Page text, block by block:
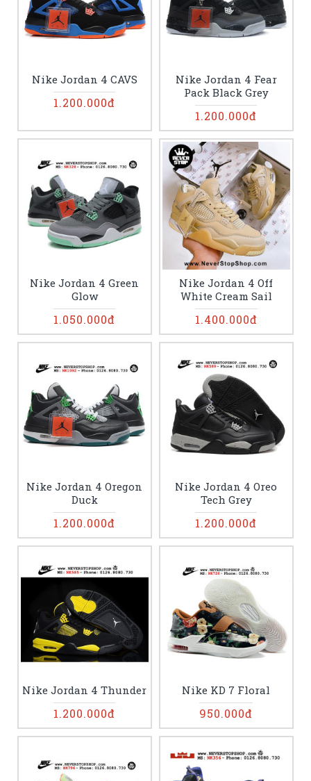
Nike Jordan 4 CAVS
1.200.000đ
Nike Jordan 4 Fear
Pack Black Grey
1.200.000đ
Nike Jordan 4 Green
Glow
1.050.000đ
Nike Jordan 4 Off
White Cream Sail
1.400.000đ
Nike Jordan 4 Oregon
Duck
1.200.000đ
Nike Jordan 4 Oreo
Tech Grey
1.200.000đ
Nike Jordan 4 Thunder
1.200.000đ
Nike KD 7 Floral
950.000đ